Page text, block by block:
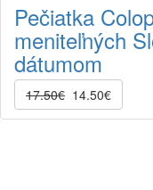
Pečiatka
meniteľných
dátumom
17.50€ 14.50€